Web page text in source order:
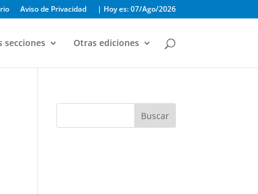
Aviso de Privacidad | Hoy es: 07/Ago/2026
secciones Otras ediciones
Buscar